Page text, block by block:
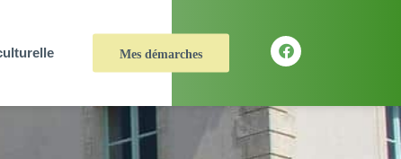
Mes démarches